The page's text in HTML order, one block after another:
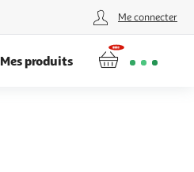
Me connecter
Mes produits